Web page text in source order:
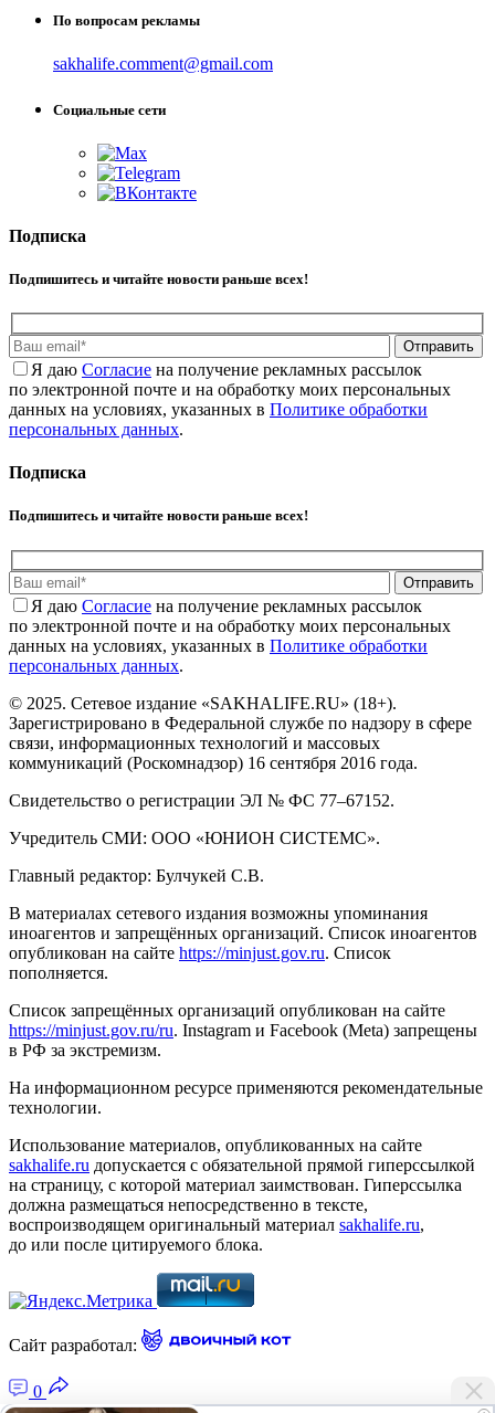
По вопросам рекламы
sakhalife.comment@gmail.com
Социальные сети
Подписка
Подпишитесь и читайте новости раньше всех!
Отправить
Я даю Cогласие на получение рекламных рассылок
по электронной почте и на обработку моих персональных
данных на условиях, указанных в Политике обработки
персональных данных.
Подписка
Подпишитесь и читайте новости раньше всех!
Отправить
Я даю Cогласие на получение рекламных рассылок
по электронной почте и на обработку моих персональных
данных на условиях, указанных в Политике обработки
персональных данных.
© 2025. Сетевое издание «SAKHALIFE.RU» (18+).
Зарегистрировано в Федеральной службе по надзору в сфере
связи, информационных технологий и массовых
коммуникаций (Роскомнадзор) 16 сентября 2016 года.
Свидетельство о регистрации ЭЛ № ФС 77–67152.
Учредитель СМИ: ООО «ЮНИОН СИСТЕМС».
Главный редактор: Булчукей С.В.
В материалах сетевого издания возможны упоминания
иноагентов и запрещённых организаций. Список иноагентов
опубликован на сайте https://minjust.gov.ru. Список
пополняется.
Список запрещённых организаций опубликован на сайте
https://minjust.gov.ru/ru. Instagram и Facebook (Metа) запрещены
в РФ за экстремизм.
На информационном ресурсе применяются рекомендательные
технологии.
Использование материалов, опубликованных на сайте
sakhalife.ru допускается с обязательной прямой гиперссылкой
на страницу, с которой материал заимствован. Гиперссылка
должна размещаться непосредственно в тексте,
воспроизводящем оригинальный материал sakhalife.ru,
до или после цитируемого блока.
Сайт разработал:
0